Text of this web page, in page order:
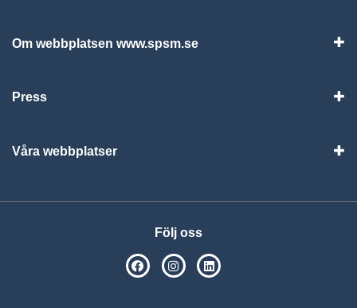
Om webbplatsen www.spsm.se
Press
Våra webbplatser
Följ oss
SPSM på Facebook
SPSM på Instagram